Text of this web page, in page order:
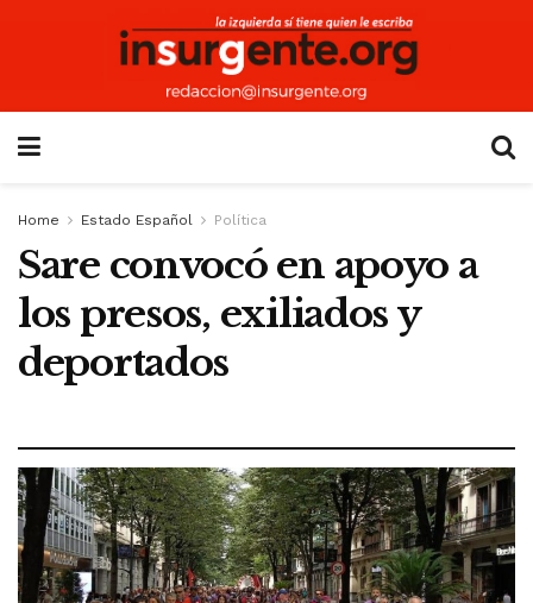
Home Estado Español Política
Sare convocó en apoyo a
los presos, exiliados y
deportados